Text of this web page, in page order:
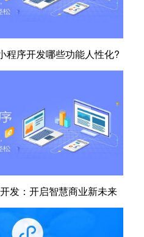
程序开发哪些功能人性化?
发：开启智慧商业新未来